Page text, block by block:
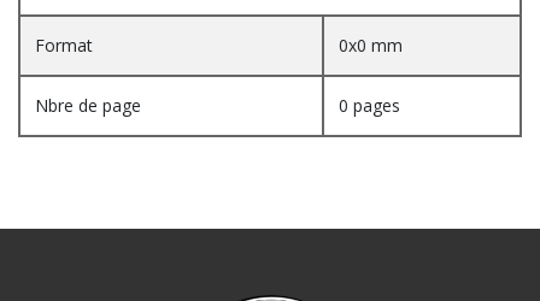
Format 0x0 mm
Nbre de page 0 pages